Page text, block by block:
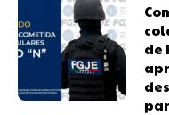
de